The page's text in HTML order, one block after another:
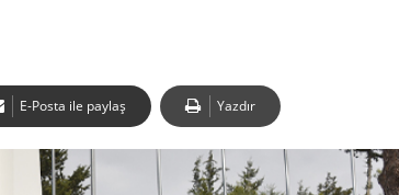
E-Posta ile paylaş Yazdır